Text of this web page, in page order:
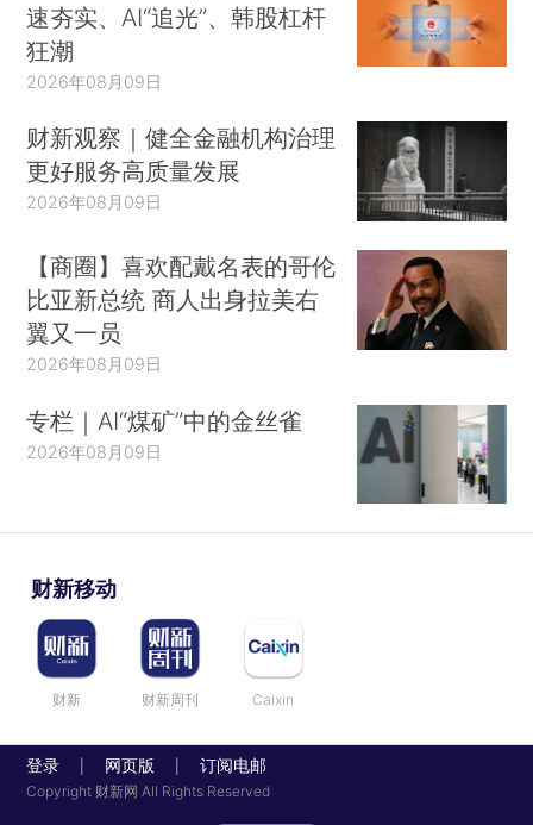
速夯实、AI“追光”、韩股杠杆
狂潮
2026年08月09日
财新观察｜健全金融机构治理
更好服务高质量发展
2026年08月09日
【商圈】喜欢配戴名表的哥伦
比亚新总统 商人出身拉美右
翼又一员
2026年08月09日
专栏｜AI“煤矿”中的金丝雀
2026年08月09日
财新移动
财新 财新周刊 Caixin
登录 网页版 订阅电邮
Copyright 财新网 All Rights Reserved